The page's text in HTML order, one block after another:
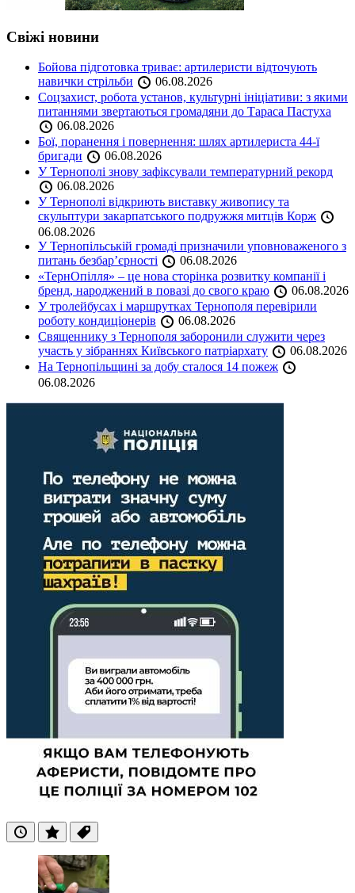
Свіжі новини
Бойова підготовка триває: артилеристи відточують
навички стрільби
06.08.2026
Соцзахист, робота установ, культурні ініціативи: з якими
питаннями звертаються громадяни до Тараса Пастуха
06.08.2026
Бої, поранення і повернення: шлях артилериста 44-ї
бригади
06.08.2026
У Тернополі знову зафіксували температурний рекорд
06.08.2026
У Тернополі відкриють виставку живопису та
скульптури закарпатського подружжя митців Корж
06.08.2026
У Тернопільській громаді призначили уповноваженого з
питань безбар’єрності
06.08.2026
«ТернОпілля» – це нова сторінка розвитку компанії і
бренд, народжений в повазі до свого краю
06.08.2026
У тролейбусах і маршрутках Тернополя перевірили
роботу кондиціонерів
06.08.2026
Священнику з Тернополя заборонили служити через
участь у зібраннях Київського патріархату
06.08.2026
На Тернопільщині за добу сталося 14 пожеж
06.08.2026
ОстанніПопулярні
Теги